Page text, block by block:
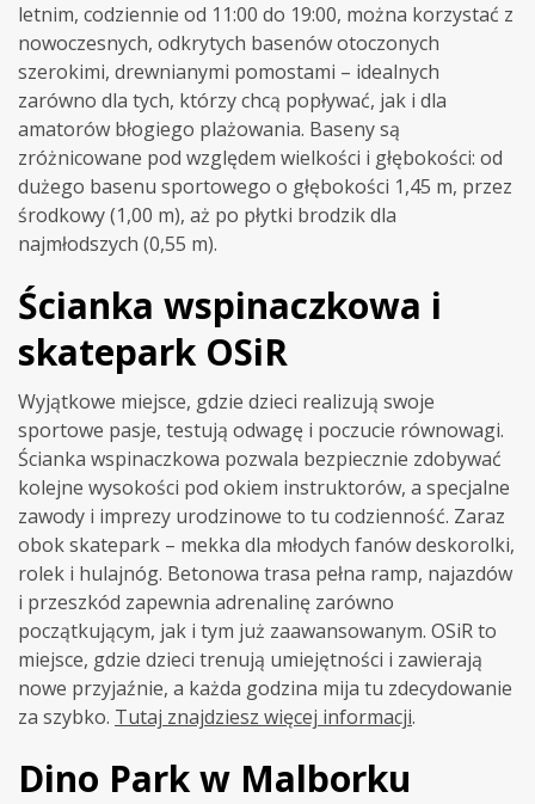
letnim, codziennie od 11:00 do 19:00, można korzystać z
nowoczesnych, odkrytych basenów otoczonych
szerokimi, drewnianymi pomostami – idealnych
zarówno dla tych, którzy chcą popływać, jak i dla
amatorów błogiego plażowania. Baseny są
zróżnicowane pod względem wielkości i głębokości: od
dużego basenu sportowego o głębokości 1,45 m, przez
środkowy (1,00 m), aż po płytki brodzik dla
najmłodszych (0,55 m).
Ścianka wspinaczkowa i
skatepark OSiR
Wyjątkowe miejsce, gdzie dzieci realizują swoje
sportowe pasje, testują odwagę i poczucie równowagi.
Ścianka wspinaczkowa pozwala bezpiecznie zdobywać
kolejne wysokości pod okiem instruktorów, a specjalne
zawody i imprezy urodzinowe to tu codzienność. Zaraz
obok skatepark – mekka dla młodych fanów deskorolki,
rolek i hulajnóg. Betonowa trasa pełna ramp, najazdów
i przeszkód zapewnia adrenalinę zarówno
początkującym, jak i tym już zaawansowanym. OSiR to
miejsce, gdzie dzieci trenują umiejętności i zawierają
nowe przyjaźnie, a każda godzina mija tu zdecydowanie
za szybko. Tutaj znajdziesz więcej informacji.
Dino Park w Malborku